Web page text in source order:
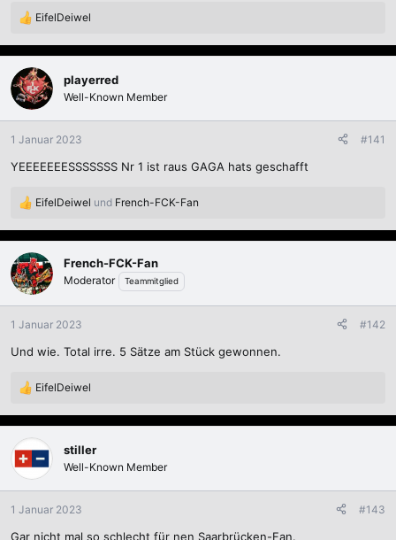
R
a
k
t
i
o
n
n
EifelDeiwel
playerred
Well-Known Member
1 Januar 2023 #141
YEEEEEEESSSSSSS Nr 1 ist raus GAGA hats geschafft
R
a
k
t
i
o
n
n
EifelDeiwel und French-FCK-Fan
French-FCK-Fan
Moderator Teammitglied
1 Januar 2023 #142
Und wie. Total irre. 5 Sätze am Stück gewonnen.
R
a
k
t
i
o
n
n
EifelDeiwel
stiller
Well-Known Member
1 Januar 2023 #143
Gar nicht mal so schlecht für nen Saarbrücken-Fan.